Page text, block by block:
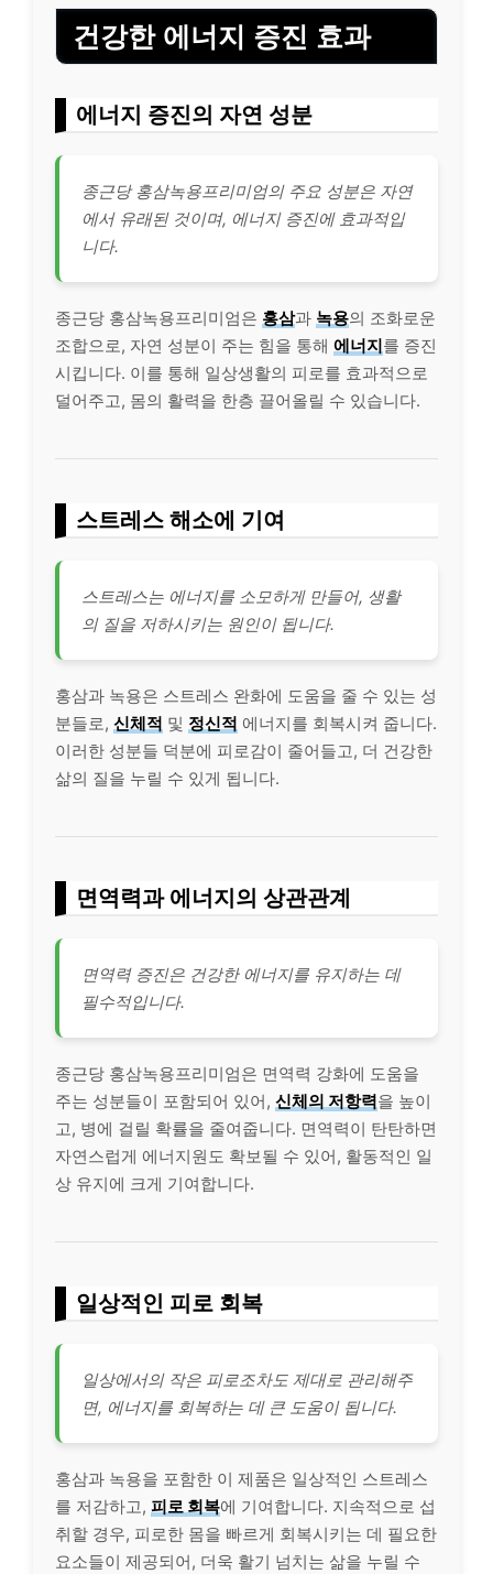
건강한 에너지 증진 효과
에너지 증진의 자연 성분
종근당 홍삼녹용프리미엄의 주요 성분은 자연
에서 유래된 것이며, 에너지 증진에 효과적입
니다.
종근당 홍삼녹용프리미엄은 홍삼과 녹용의 조화로운
조합으로, 자연 성분이 주는 힘을 통해 에너지를 증진
시킵니다. 이를 통해 일상생활의 피로를 효과적으로
덜어주고, 몸의 활력을 한층 끌어올릴 수 있습니다.
스트레스 해소에 기여
스트레스는 에너지를 소모하게 만들어, 생활
의 질을 저하시키는 원인이 됩니다.
홍삼과 녹용은 스트레스 완화에 도움을 줄 수 있는 성
분들로, 신체적 및 정신적 에너지를 회복시켜 줍니다.
이러한 성분들 덕분에 피로감이 줄어들고, 더 건강한
삶의 질을 누릴 수 있게 됩니다.
면역력과 에너지의 상관관계
면역력 증진은 건강한 에너지를 유지하는 데
필수적입니다.
종근당 홍삼녹용프리미엄은 면역력 강화에 도움을
주는 성분들이 포함되어 있어, 신체의 저항력을 높이
고, 병에 걸릴 확률을 줄여줍니다. 면역력이 탄탄하면
자연스럽게 에너지원도 확보될 수 있어, 활동적인 일
상 유지에 크게 기여합니다.
일상적인 피로 회복
일상에서의 작은 피로조차도 제대로 관리해주
면, 에너지를 회복하는 데 큰 도움이 됩니다.
홍삼과 녹용을 포함한 이 제품은 일상적인 스트레스
를 저감하고, 피로 회복에 기여합니다. 지속적으로 섭
취할 경우, 피로한 몸을 빠르게 회복시키는 데 필요한
요소들이 제공되어, 더욱 활기 넘치는 삶을 누릴 수